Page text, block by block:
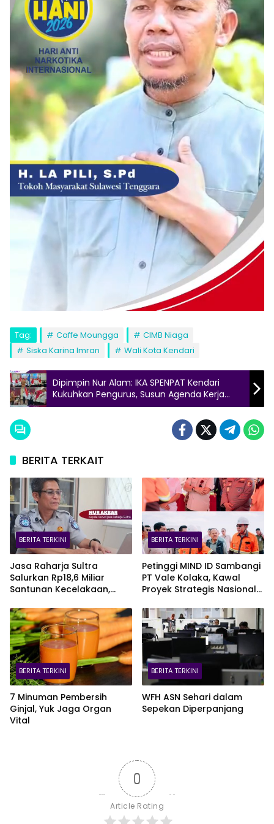
Tag: Caffe Moungga
CIMB Niaga
Siska Karina Imran
Wali Kota Kendari
Dipimpin Nur Alam: IKA SPENPAT Kendari
Kukuhkan Pengurus, Susun Agenda Kerja
2025–2028
BERITA TERKAIT
BERITA TERKINI
Jasa Raharja Sultra
Salurkan Rp18,6 Miliar
Santunan Kecelakaan,
Terbanyak
BERITA TERKINI
Petinggi MIND ID Sambangi
PT Vale Kolaka, Kawal
Proyek Strategis Nasional
BERITA TERKINI
7 Minuman Pembersih
Ginjal, Yuk Jaga Organ
Vital
BERITA TERKINI
WFH ASN Sehari dalam
Sepekan Diperpanjang
0
Article Rating